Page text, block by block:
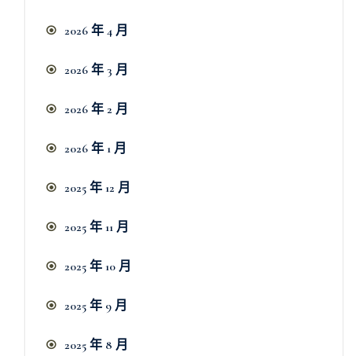
2026 年 4 月
2026 年 3 月
2026 年 2 月
2026 年 1 月
2025 年 12 月
2025 年 11 月
2025 年 10 月
2025 年 9 月
2025 年 8 月